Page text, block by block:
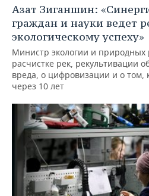
Азат Зиганшин:
граждан и науки ведет
экологическому успеху»
Министр экологии и природных
расчистке рек, рекультивации
вреда, о цифровизации и о том,
через 10 лет